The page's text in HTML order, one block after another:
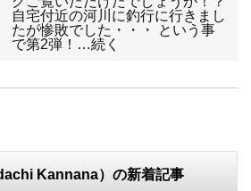
自宅付近の河川に釣行に行きまし
たが惨敗でした・・・ という事
で第2弾！…続く
Kannana）の新着記事